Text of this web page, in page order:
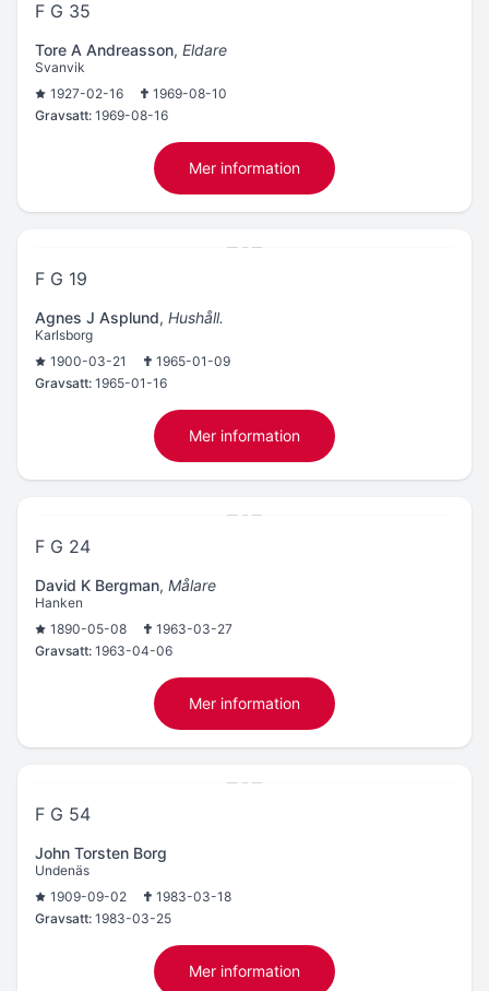
F G 35
Tore A Andreasson, Eldare
Svanvik
1927-02-16
1969-08-10
Gravsatt: 1969-08-16
Mer information
F G 19
Agnes J Asplund, Hushåll.
Karlsborg
1900-03-21
1965-01-09
Gravsatt: 1965-01-16
Mer information
F G 24
David K Bergman, Målare
Hanken
1890-05-08
1963-03-27
Gravsatt: 1963-04-06
Mer information
F G 54
John Torsten Borg
Undenäs
1909-09-02
1983-03-18
Gravsatt: 1983-03-25
Mer information